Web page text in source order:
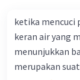
ketika mencuci
keran air yang
menunjukkan
merupakan